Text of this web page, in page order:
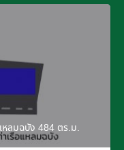
หลมฉบัง 484 ตร.ม.